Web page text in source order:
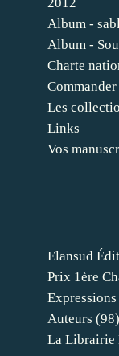
Elansud
Prix 1ère
Auteurs (98)
La Librairie
Album -
Album -
Charte
Les
Links
Vos